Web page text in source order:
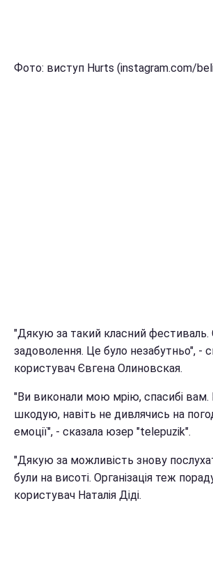
Фото: виступ Hurts (instagram.com/
"Дякую за такий класний
задоволення. Це було незабутньо", -
користувач Євгена Олиновская.
"Ви виконали мою мрію, спасибі вам.
шкодую, навіть не дивлячись на
емоції", - сказала юзер "telepuzik".
"Дякую за можливість знову
були на висоті. Організація теж
користувач Наталія Діді.